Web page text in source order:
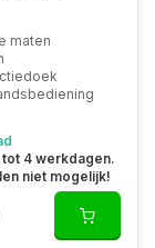
maten
4 werkdagen.
niet mogelijk!